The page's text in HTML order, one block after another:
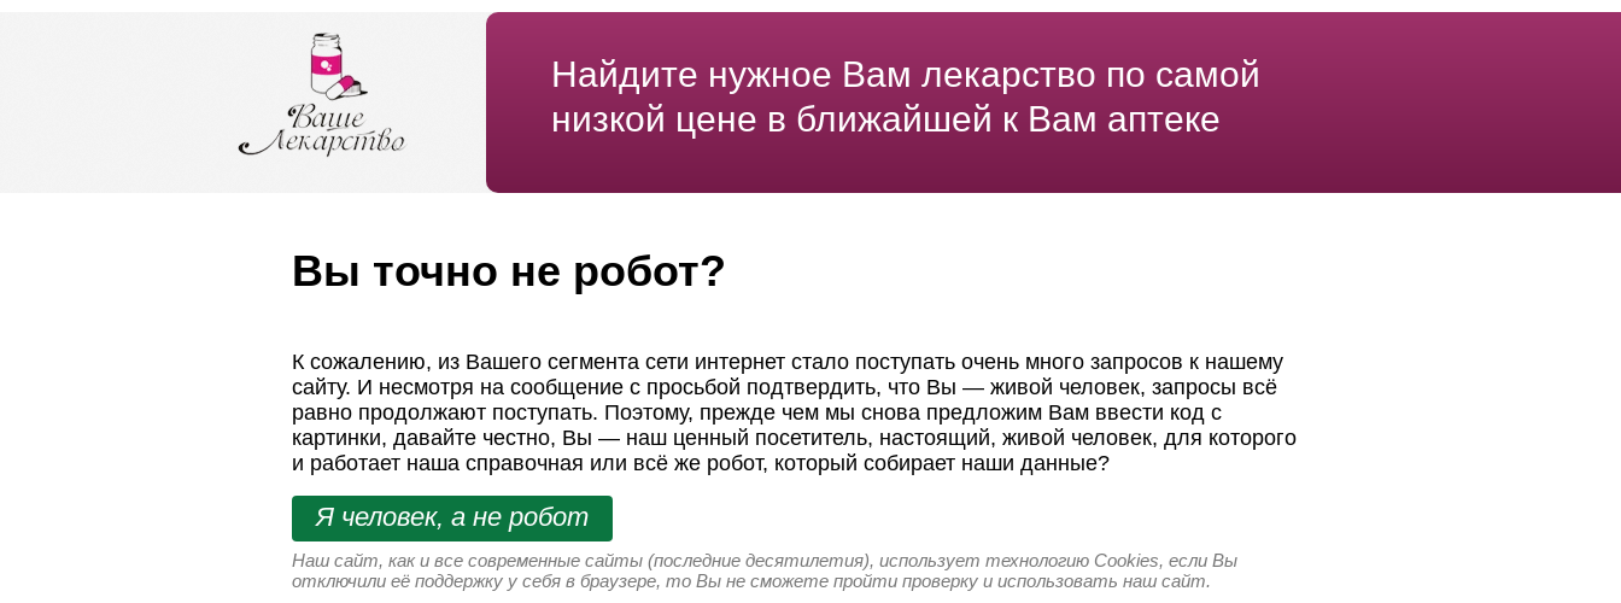
Найдите нужное Вам лекарство по самой
низкой цене в ближайшей к Вам аптеке
Вы точно не робот?
К сожалению, из Вашего сегмента сети интернет стало поступать очень много запросов к нашему
сайту. И несмотря на сообщение с просьбой подтвердить, что Вы — живой человек, запросы всё
равно продолжают поступать. Поэтому, прежде чем мы снова предложим Вам ввести код с
картинки, давайте честно, Вы — наш ценный посетитель, настоящий, живой человек, для которого
и работает наша справочная или всё же робот, который собирает наши данные?
Я человек, а не робот
Наш сайт, как и все современные сайты (последние десятилетия), использует технологию Cookies, если Вы
отключили её поддержку у себя в браузере, то Вы не сможете пройти проверку и использовать наш сайт.